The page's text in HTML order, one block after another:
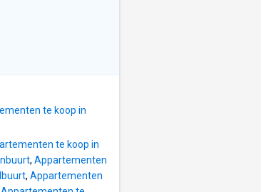
te koop in
te koop in
, Appartementen
, Appartementen